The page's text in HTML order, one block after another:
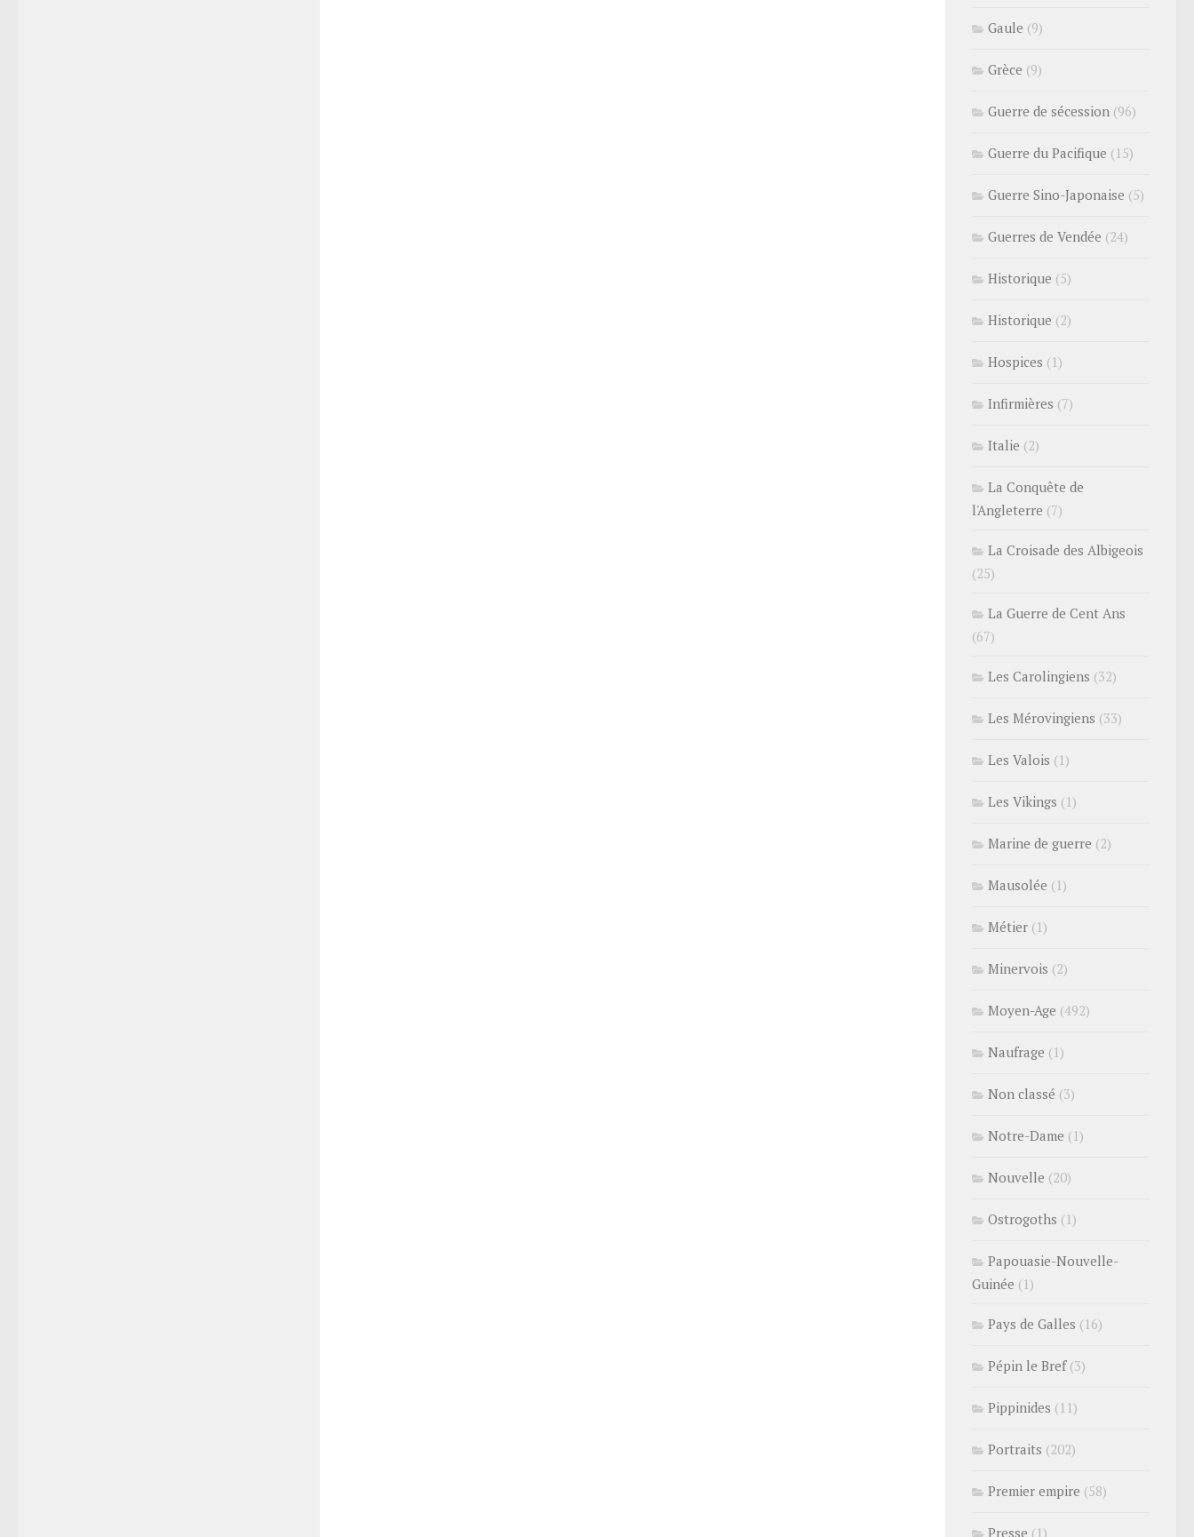
Gaule (9)
Grèce (9)
Guerre de sécession (96)
Guerre du Pacifique (15)
Guerre Sino-Japonaise (5)
Guerres de Vendée (24)
Historique (5)
Historique (2)
Hospices (1)
Infirmières (7)
Italie (2)
La Conquête de
l'Angleterre (7)
La Croisade des Albigeois
(25)
La Guerre de Cent Ans
(67)
Les Carolingiens (32)
Les Mérovingiens (33)
Les Valois (1)
Les Vikings (1)
Marine de guerre (2)
Mausolée (1)
Métier (1)
Minervois (2)
Moyen-Age (492)
Naufrage (1)
Non classé (3)
Notre-Dame (1)
Nouvelle (20)
Ostrogoths (1)
Papouasie-Nouvelle-
Guinée (1)
Pays de Galles (16)
Pépin le Bref(3)
Pippinides (11)
Portraits (202)
Premier empire (58)
Presse (1)